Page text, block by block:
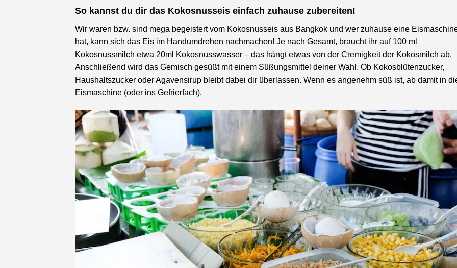
So kannst du dir das Kokosnusseis einfach zuhause zubereiten!
Wir waren bzw. sind mega begeistert vom Kokosnusseis aus Bangkok und wer zuhause eine
hat, kann sich das Eis im Handumdrehen nachmachen! Je nach Gesamt, braucht ihr auf 100 ml
Kokosnussmilch etwa 20ml Kokosnusswasser – das hängt etwas von der Cremigkeit der Kokosmilch ab.
Anschließend wird das Gemisch gesüßt mit einem Süßungsmittel deiner Wahl. Ob Kokosblütenzucker,
Haushaltszucker oder Agavensirup bleibt dabei dir überlassen. Wenn es angenehm süß ist, ab damit in
Eismaschine (oder ins Gefrierfach).